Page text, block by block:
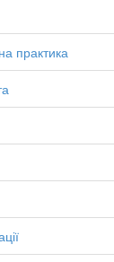
практика